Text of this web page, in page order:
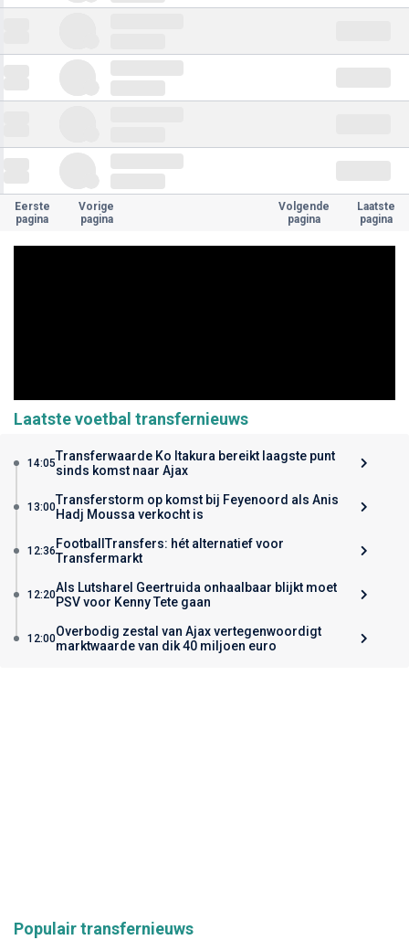
Eerste
pagina
Vorige
pagina
Volgende
pagina
Laatste
pagina
Laatste voetbal transfernieuws
14:05Transferwaarde Ko Itakura bereikt laagste punt
sinds komst naar Ajax
13:00Transferstorm op komst bij Feyenoord als Anis
Hadj Moussa verkocht is
12:36FootballTransfers: hét alternatief voor
Transfermarkt
12:20Als Lutsharel Geertruida onhaalbaar blijkt moet
PSV voor Kenny Tete gaan
12:00Overbodig zestal van Ajax vertegenwoordigt
marktwaarde van dik 40 miljoen euro
Populair transfernieuws